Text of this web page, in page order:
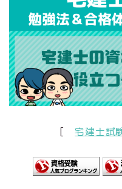
[宅建士試